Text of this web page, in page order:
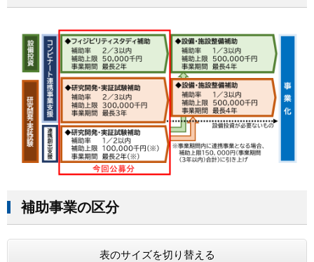
補助事業の区分
表のサイズを切り替える